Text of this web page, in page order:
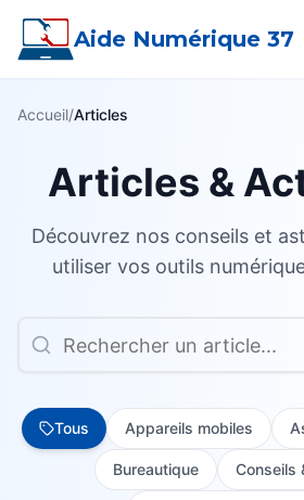
Aide Numérique 37
Accueil/Articles
Articles &
Découvrez nos conseils et
utiliser vos outils
Tous Appareils mobiles
Bureautique Conseils